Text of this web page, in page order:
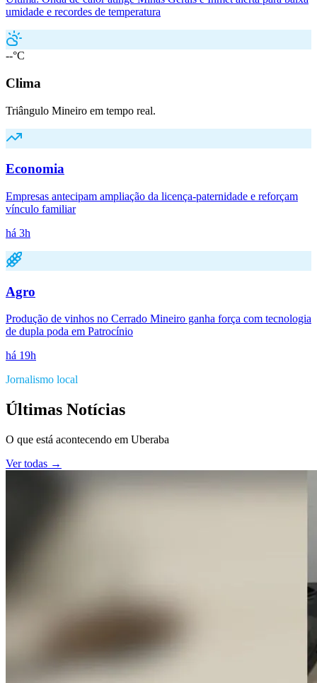
umidade e recordes de temperatura
--°C
Clima
Triângulo Mineiro em tempo real.
Economia
Empresas antecipam ampliação da licença-paternidade e reforçam
vínculo familiar
há 3h
Agro
Produção de vinhos no Cerrado Mineiro ganha força com tecnologia
de dupla poda em Patrocínio
há 19h
Jornalismo local
Últimas Notícias
O que está acontecendo em Uberaba
Ver todas →